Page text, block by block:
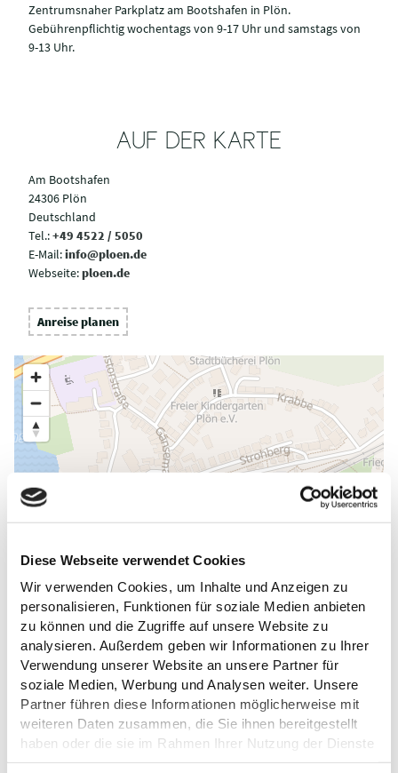
Diese Webseite verwendet Cookies
Wir verwenden Cookies, um Inhalte und Anzeigen zu
personalisieren, Funktionen für soziale Medien anbieten
zu können und die Zugriffe auf unsere Website zu
analysieren. Außerdem geben wir Informationen zu Ihrer
Verwendung unserer Website an unsere Partner für
soziale Medien, Werbung und Analysen weiter. Unsere
Partner führen diese Informationen möglicherweise mit
weiteren Daten zusammen, die Sie ihnen bereitgestellt
haben oder die sie im Rahmen Ihrer Nutzung der Dienste
gesammelt haben.
Zentrumsnaher Parkplatz am Bootshafen in Plön.
Gebührenpflichtig wochentags von 9-17 Uhr und samstags von
9-13 Uhr.
AUF DER KARTE
Am Bootshafen
24306 Plön
Deutschland
Tel.:+49 4522 / 5050
E-Mail:info@ploen.de
Webseite:ploen.de
Anreise planen
DAS KÖNNTE DICH AUCH